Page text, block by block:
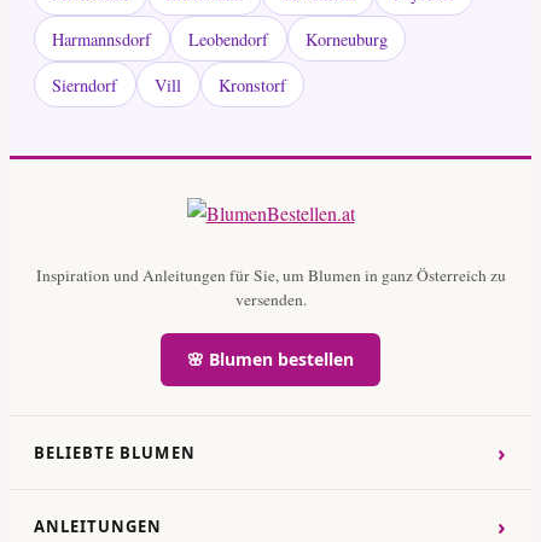
Harmannsdorf
Leobendorf
Korneuburg
Sierndorf
Vill Kronstorf
Inspiration und Anleitungen für Sie, um Blumen in ganz Österreich zu
versenden.
🌸 Blumen bestellen
BELIEBTE BLUMEN ›
ANLEITUNGEN ›